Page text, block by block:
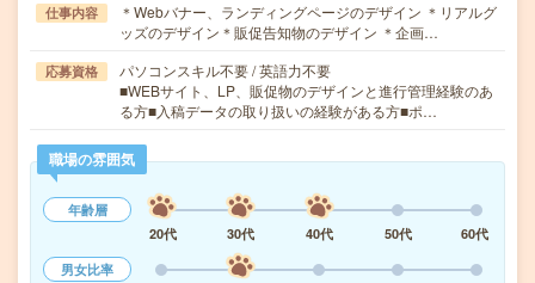
仕事内容
＊Webバナー、ランディングページのデザイン ＊リアルグ
ッズのデザイン＊販促告知物のデザイン ＊企画…
応募資格
パソコンスキル不要 / 英語力不要
■WEBサイト、LP、販促物のデザインと進行管理経験のあ
る方■入稿データの取り扱いの経験がある方■ポ…
職場の雰囲気
年齢層
20代
30代 40代 50代
60代
男女比率